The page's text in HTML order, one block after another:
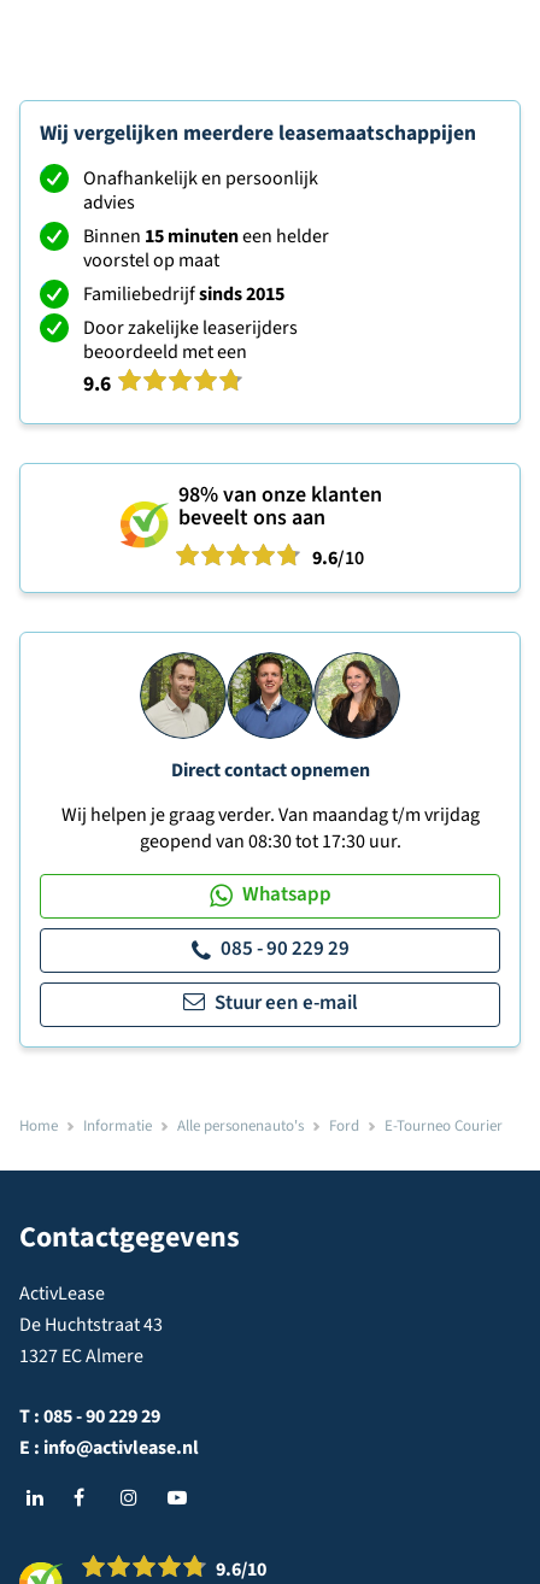
Wij vergelijken meerdere leasemaatschappijen
Onafhankelijk en persoonlijk
advies
Binnen 15 minuteneen helder
voorstel op maat
Familiebedrijfsinds 2015
Door zakelijke leaserijders
beoordeeld met een
9.6
98%van onze klanten
beveelt ons aan
9.6/10
Direct contact opnemen
Wij helpen je graag verder. Van maandag t/m vrijdag
geopend van 08:30 tot 17:30 uur.
Whatsapp
085 - 90 229 29
Stuur een e-mail
Home Informatie Alle personenauto's Ford E-Tourneo Courier
Contactgegevens
ActivLease
De Huchtstraat 43
1327 EC Almere
T :085 - 90 229 29
E : info@activlease.nl
9.6/10